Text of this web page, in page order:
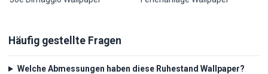
Häufig gestellte Fragen
Welche Abmessungen haben diese Ruhestand Wallpaper?